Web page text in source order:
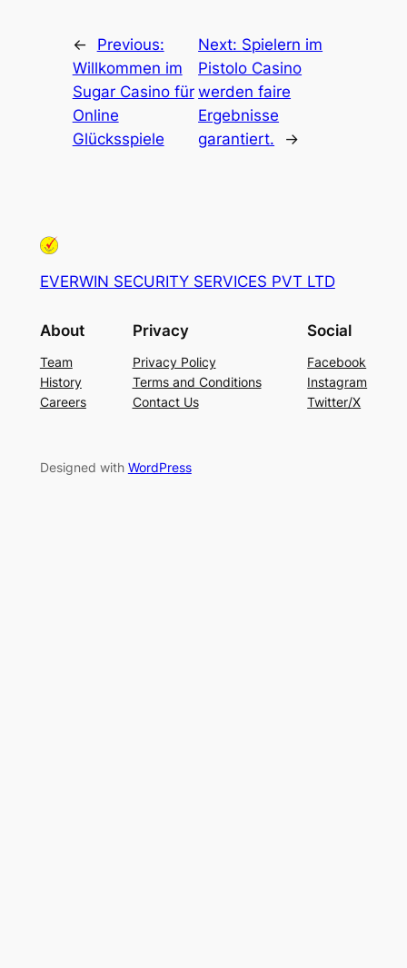
←
Previous:
Willkommen im
Sugar Casino für
Online
Glücksspiele
Next: Spielern im
Pistolo Casino
werden faire
Ergebnisse
garantiert.
→
EVERWIN SECURITY SERVICES PVT LTD
About
Team
History
Careers
Privacy
Privacy Policy
Terms and Conditions
Contact Us
Social
Facebook
Instagram
Twitter/X
Designed with WordPress